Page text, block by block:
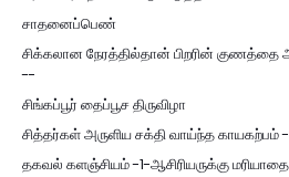
சாதனைப்பெண்
சிக்கலான நேரத்தில்தான் பிறரின் குணத்தை
--
சிங்கப்பூர் தைப்பூச திருவிழா
சித்தர்கள் அருளிய சக்தி வாய்ந்த காயகற்பம்
தகவல் களஞ்சியம் -1-ஆசிரியருக்கு